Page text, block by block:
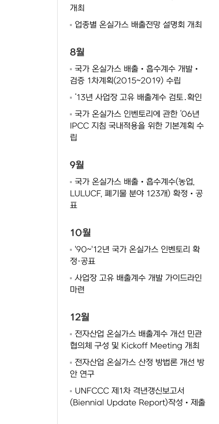
개최
업종별 온실가스 배출전망 설명회 개최
8월
국가 온실가스 배출‧흡수계수 개발‧
검증 1차계획(2015~2019) 수립
‘13년 사업장 고유 배출계수 검토․확인
국가 온실가스 인벤토리에 관한 ‘06년
IPCC 지침 국내적용을 위한 기본계획 수
립
9월
국가 온실가스 배출‧흡수계수(농업,
LULUCF, 폐기물 분야 123개) 확정‧공
표
10월
'90~'12년 국가 온실가스 인벤토리 확
정·공표
사업장 고유 배출계수 개발 가이드라인
마련
12월
전자산업 온실가스 배출계수 개선 민관
협의체 구성 및 Kickoff Meeting 개최
전자산업 온실가스 산정 방법론 개선 방
안 연구
UNFCCC 제1차 격년갱신보고서
(Biennial Update Report)작성‧제출